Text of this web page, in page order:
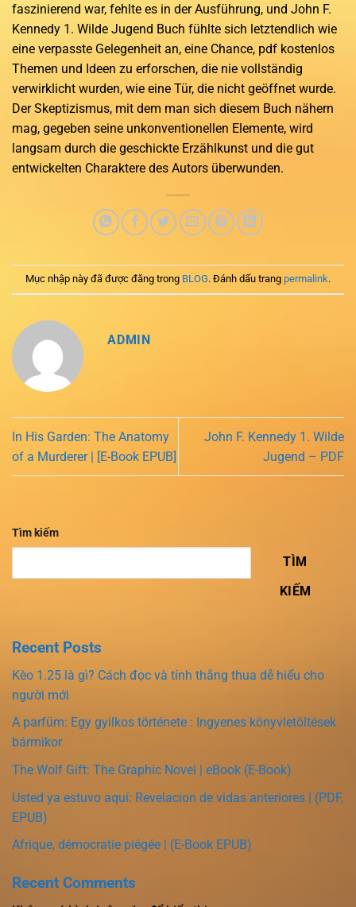
faszinierend war, fehlte es in der Ausführung, und John F.
Kennedy 1. Wilde Jugend Buch fühlte sich letztendlich wie
eine verpasste Gelegenheit an, eine Chance, pdf kostenlos
Themen und Ideen zu erforschen, die nie vollständig
verwirklicht wurden, wie eine Tür, die nicht geöffnet wurde.
Der Skeptizismus, mit dem man sich diesem Buch nähern
mag, gegeben seine unkonventionellen Elemente, wird
langsam durch die geschickte Erzählkunst und die gut
entwickelten Charaktere des Autors überwunden.
Mục nhập này đã được đăng trong BLOG. Đánh dấu trang permalink.
ADMIN
In His Garden: The Anatomy
of a Murderer | [E-Book EPUB]
John F. Kennedy 1. Wilde
Jugend – PDF
Tìm kiếm
TÌM
KIẾM
Recent Posts
Kèo 1.25 là gì? Cách đọc và tính thắng thua dễ hiểu cho
người mới
A parfüm: Egy gyilkos története : Ingyenes könyvletöltések
bármikor
The Wolf Gift: The Graphic Novel | eBook (E-Book)
Usted ya estuvo aquí: Revelacion de vidas anteriores | (PDF,
EPUB)
Afrique, démocratie piégée | (E-Book EPUB)
Recent Comments